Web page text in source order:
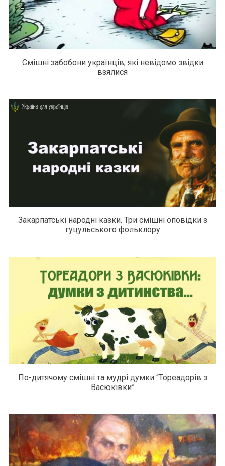
Смішні забобони українців, які невідомо звідки
взялися
Закарпатські народні казки. Три смішні оповідки з
гуцульського фольклору
По-дитячому смішні та мудрі думки “Тореадорів з
Васюківки”